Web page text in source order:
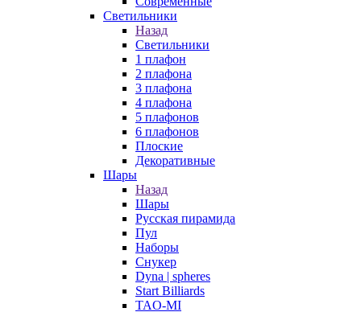
Светильники
Назад
Светильники
1 плафон
2 плафона
3 плафона
4 плафона
5 плафонов
6 плафонов
Плоские
Декоративные
Шары
Назад
Шары
Русская пирамида
Пул
Наборы
Снукер
Dyna | spheres
Start Billiards
TAO-MI